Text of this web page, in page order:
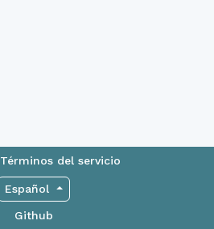
Términos del servicio
Español
Github